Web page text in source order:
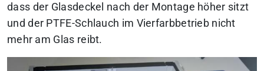
dass der Glasdeckel nach der Montage höher sitzt
und der PTFE-Schlauch im Vierfarbbetrieb nicht
mehr am Glas reibt.